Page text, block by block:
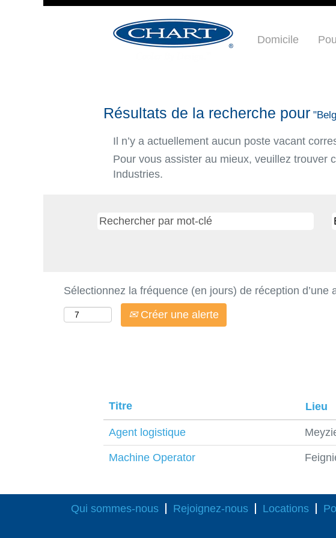
Domicile
Résultats de la recherche pour
Il n’y a actuellement aucun poste vacant
Pour vous assister au mieux, veuillez trouver
Industries.
Sélectionnez la fréquence (en jours) de réception d’une
Créer une alerte
Titre Lieu
Agent logistique
Machine Operator
Qui sommes-nous Rejoignez-nous Locations